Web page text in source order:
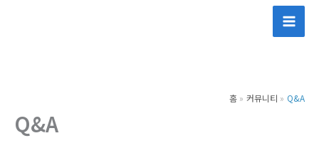
홈 커뮤니티 Q&A
Q&A